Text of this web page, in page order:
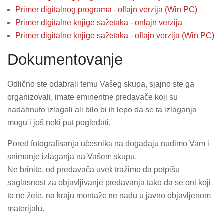
Primer digitalnog programa - oflajn verzija (Win PC)
Primer digitalne knjige sažetaka - onlajn verzija
Primer digitalne knjige sažetaka - oflajn verzija (Win PC)
Dokumentovanje
Odlično ste odabrali temu Vašeg skupa, sjajno ste ga
organizovali, imate eminentne predavače koji su
nadahnuto izlagali ali bilo bi ih lepo da se ta izlaganja
mogu i još neki put pogledati.
Pored fotografisanja učesnika na događaju nudimo Vam i
snimanje izlaganja na Vašem skupu.
Ne brinite, od predavača uvek tražimo da potpišu
saglasnost za objavljivanje predavanja tako da se oni koji
to ne žele, na kraju montaže ne nađu u javno objavljenom
materijalu.